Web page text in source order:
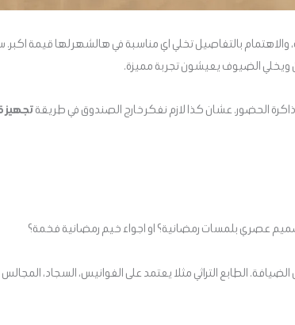
والاهتمام بالتفاصيل تخلي اي مناسبة في هالشهر لها قيمة
الضيوف يعيشون تجربة مميزة.
الحضور. عشان كذا لازم نفكر خارج الصندوق في طريقةتجهيز
عصري بلمسات رمضانية؟ او اجواء خيم رمضانية فخمة؟
الطابع التراثي مثلا يعتمد على الفوانيس، السجاد،